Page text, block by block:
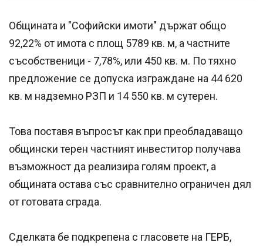
Общината и "Софийски имоти" държат общо
92,22% от имота с площ 5789 кв. м, а частните
съсобственици - 7,78%, или 450 кв. м. По тяхно
предложение се допуска изграждане на 44 620
кв. м надземно РЗП и 14 550 кв. м сутерен.
Това поставя въпросът как при преобладаващо
общински терен частният инвеститор получава
възможност да реализира голям проект, а
общината остава със сравнително ограничен дял
от готовата сграда.
Сделката бе подкрепена с гласовете на ГЕРБ,